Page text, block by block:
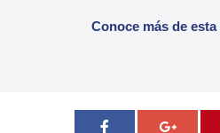
Conoce más de